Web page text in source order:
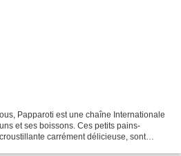
Papparoti est une chaîne Internationale
et ses boissons. Ces petits pains-
carrément délicieuse, sont